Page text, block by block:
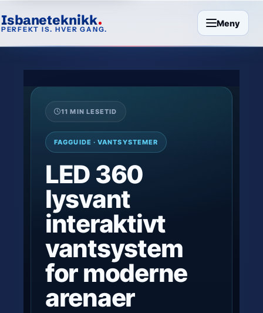
Isbaneteknikk
PERFEKT IS. HVER GANG.
Meny
11 MIN LESETID
FAGGUIDE · VANTSYSTEMER
LED 360
lysvant
interaktivt
vantsystem
for moderne
arenaer